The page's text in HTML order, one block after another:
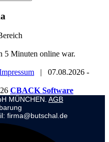
5 Minuten online war.
|
07.08.2026 -
CBACK Software
MÜNCHEN. AGB
firma@butschal.de